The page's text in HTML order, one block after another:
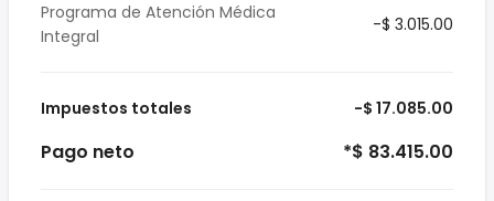
Programa de Atención Médica
Integral
-$ 3.015.00
Impuestos totales -$ 17.085.00
Pago neto *$ 83.415.00